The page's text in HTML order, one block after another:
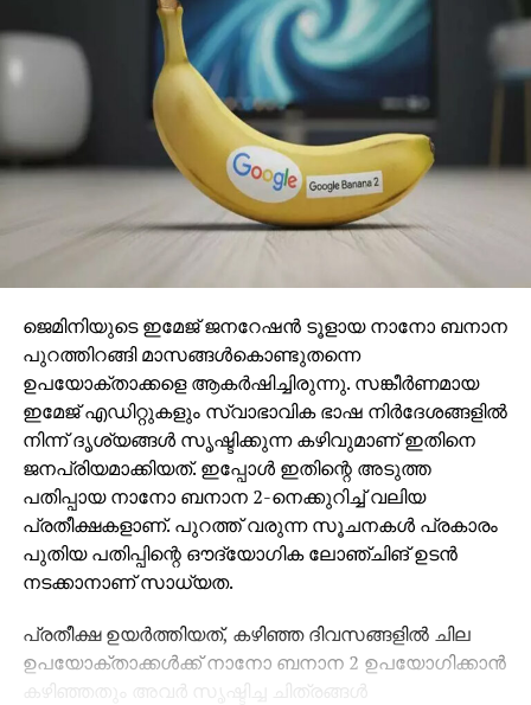
ജെമിനിയുടെ ഇമേജ് ജനറേഷന്‍ ടൂളായ നാനോ ബനാന
പുറത്തിറങ്ങി മാസങ്ങള്‍കൊണ്ടുതന്നെ
ഉപയോക്താക്കളെ ആകര്‍ഷിച്ചിരുന്നു. സങ്കീര്‍ണമായ
ഇമേജ് എഡിറ്റുകളും സ്വാഭാവിക ഭാഷ നിര്‍ദേശങ്ങളില്‍
നിന്ന് ദൃശ്യങ്ങള്‍ സൃഷ്ടിക്കുന്ന കഴിവുമാണ് ഇതിനെ
ജനപ്രിയമാക്കിയത്. ഇപ്പോള്‍ ഇതിന്റെ അടുത്ത
പതിപ്പായ നാനോ ബനാന 2-നെക്കുറിച്ച് വലിയ
പ്രതീക്ഷകളാണ്. പുറത്ത് വരുന്ന സൂചനകള്‍ പ്രകാരം
പുതിയ പതിപ്പിന്റെ ഔദ്യോഗിക ലോഞ്ചിങ് ഉടന്‍
നടക്കാനാണ് സാധ്യത.
പ്രതീക്ഷ ഉയര്‍ത്തിയത്, കഴിഞ്ഞ ദിവസങ്ങളില്‍ ചില
ഉപയോക്താക്കള്‍ക്ക് നാനോ ബനാന 2 ഉപയോഗിക്കാന്‍
കഴിഞ്ഞതും അവര്‍ സൃഷ്ടിച്ച ചിത്രങ്ങള്‍